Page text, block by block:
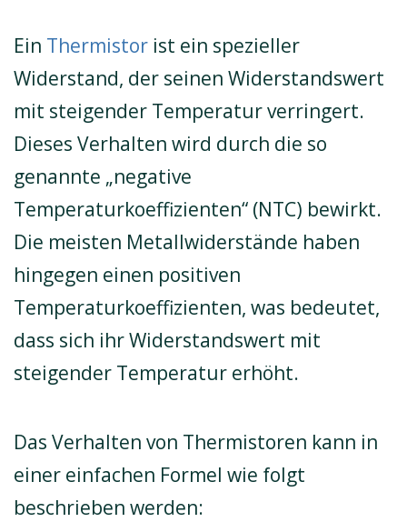
Ein Thermistor ist ein spezieller
Widerstand, der seinen Widerstandswert
mit steigender Temperatur verringert.
Dieses Verhalten wird durch die so
genannte „negative
Temperaturkoeffizienten“ (NTC) bewirkt.
Die meisten Metallwiderstände haben
hingegen einen positiven
Temperaturkoeffizienten, was bedeutet,
dass sich ihr Widerstandswert mit
steigender Temperatur erhöht.
Das Verhalten von Thermistoren kann in
einer einfachen Formel wie folgt
beschrieben werden: